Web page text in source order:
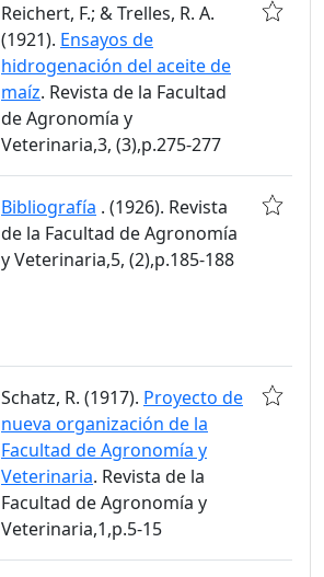
Reichert, F.; & Trelles, R. A.
(1921). Ensayos de
hidrogenación del aceite de
maíz. Revista de la Facultad
de Agronomía y
Veterinaria,3, (3),p.275-277
Bibliografía . (1926). Revista
de la Facultad de Agronomía
y Veterinaria,5, (2),p.185-188
Schatz, R. (1917). Proyecto de
nueva organización de la
Facultad de Agronomía y
Veterinaria. Revista de la
Facultad de Agronomía y
Veterinaria,1,p.5-15